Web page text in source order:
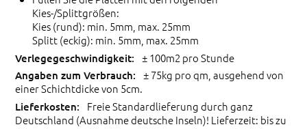
Kies-/Splittgrößen:
Kies (rund): min. 5mm, max. 25mm
Splitt (eckig): min. 5mm, max. 25mm
± 100m2 pro Stunde
± 75kg pro qm, ausgehend von
einer Schichtdicke von 5cm.
Freie Standardlieferung durch ganz
Deutschland (Ausnahme deutsche Inseln)! Lieferzeit: bis zu